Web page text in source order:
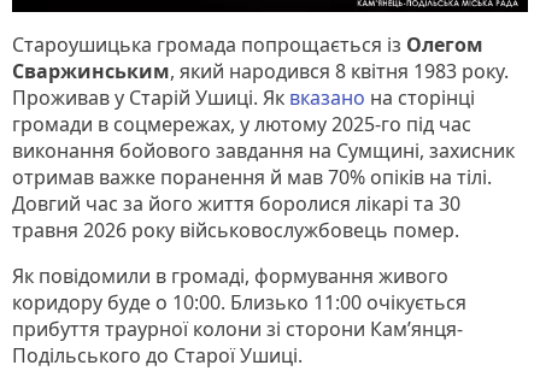
Староушицька громада попрощається із Олегом
Сваржинським, який народився 8 квітня 1983 року.
Проживав у Старій Ушиці. Як вказано на сторінці
громади в соцмережах, у лютому 2025-го під час
виконання бойового завдання на Сумщині, захисник
отримав важке поранення й мав 70% опіків на тілі.
Довгий час за його життя боролися лікарі та 30
травня 2026 року військовослужбовець помер.
Як повідомили в громаді, формування живого
коридору буде о 10:00. Близько 11:00 очікується
прибуття траурної колони зі сторони Кам’янця-
Подільського до Старої Ушиці.